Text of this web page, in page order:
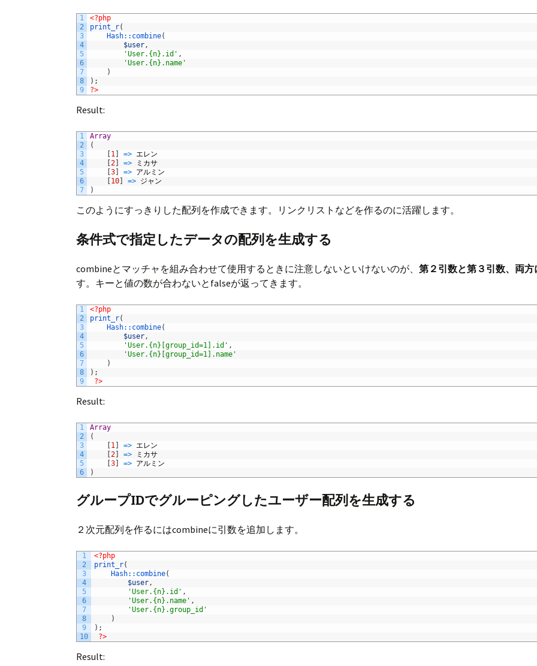
1
2
3
4
5
6
7
8
9
<?php
print_r(
Hash:: combine(
$user,
'User.{n}.id' ,
'User.{n}.name'
)
) ;
?>
Result:
1
2
3
4
5
6
7
Array
(
1 => エレン
2 =>
ミカサ
3 => アルミン
10 => ジャン
)
このようにすっきりした配列を作成できます。リンクリストなどを作るのに活躍します。
条件式で指定したデータの配列を生成する
combineとマッチャを組み合わせて使用するときに注意しないといけないのが、 第２引数と第３引数、両
す。キーと値の数が合わないとfalseが返ってきます。
1
2
3
4
5
6
7
8
9
<?php
print_r(
Hash:: combine(
$user,
'User.{n}[group_id=1].id' ,
'User.{n}[group_id=1].name'
)
) ;
?>
Result:
1
2
3
4
5
6
Array
(
1 => エレン
2 =>
ミカサ
3 => アルミン
)
グループIDでグルーピングしたユーザー配列を生成する
２次元配列を作るにはcombineに引数を追加します。
1
2
3
4
5
6
7
8
9
10
<?php
print_r(
Hash:: combine(
$user,
'User.{n}.id' ,
'User.{n}.name' ,
'User.{n}.group_id'
)
) ;
?>
Result: